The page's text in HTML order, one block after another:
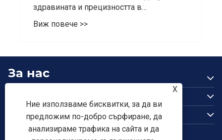
здравината и прецизността в
Виж повече >>
За нас
Свържете се с нас
ПОСЛЕДВАЙ НИ
X
Ние използваме бисквитки, за да ви
предложим по-добро сърфиране, да
анализираме трафика на сайта и да